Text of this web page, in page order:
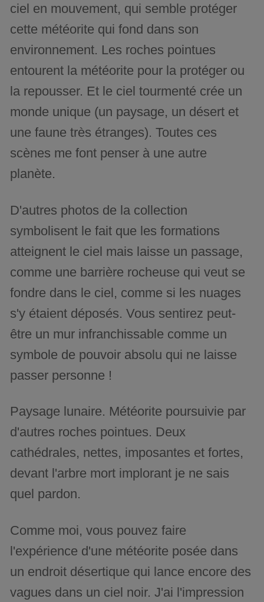
ciel en mouvement, qui semble protéger
cette météorite qui fond dans son
environnement. Les roches pointues
entourent la météorite pour la protéger ou
la repousser. Et le ciel tourmenté crée un
monde unique (un paysage, un désert et
une faune très étranges). Toutes ces
scènes me font penser à une autre
planète.
D'autres photos de la collection
symbolisent le fait que les formations
atteignent le ciel mais laisse un passage,
comme une barrière rocheuse qui veut se
fondre dans le ciel, comme si les nuages
s'y étaient déposés. Vous sentirez peut-
être un mur infranchissable comme un
symbole de pouvoir absolu qui ne laisse
passer personne !
Paysage lunaire. Météorite poursuivie par
d'autres roches pointues. Deux
cathédrales, nettes, imposantes et fortes,
devant l'arbre mort implorant je ne sais
quel pardon.
Comme moi, vous pouvez faire
l'expérience d'une météorite posée dans
un endroit désertique qui lance encore des
vagues dans un ciel noir. J'ai l'impression